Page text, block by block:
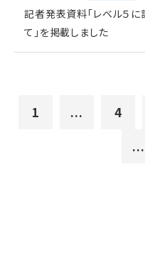
記者発表資料「レベル５
て」を掲載しました
1 ... 4
...